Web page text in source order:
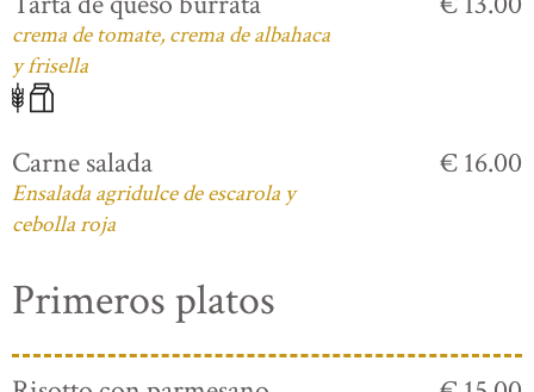
crema de tomate, crema de albahaca
y frisella
Carne salada
Ensalada agridulce de escarola y
cebolla roja
€ 16.00
Primeros platos